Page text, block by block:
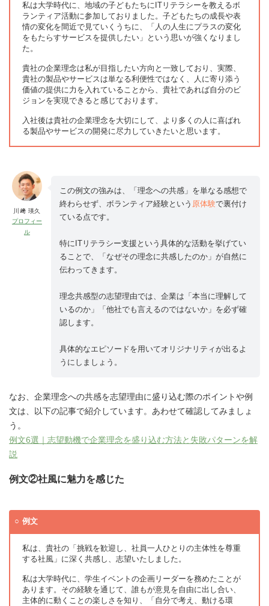
私は大学時代に、地域の子どもたちにITリテラシーを教えるボ
ランティア活動に参加しておりました。子どもたちの成長や表
情の変化を間近で見ていくうちに、「人の人生にプラスの変化
をもたらすサービスを提供したい」という思いが強くなりまし
た。
貴社の企業理念は私が目指したい方向と一致しており、実際、
貴社の製品やサービスは単なる利便性ではなく、人に寄り添う
価値の提供に力を入れていることから、貴社であれば自分のビ
ジョンを実現できると感じております。
入社後は貴社の企業理念を大切にして、より多くの人に喜ばれ
る製品やサービスの開発に尽力していきたいと思います。
川﨑 瑛久
プロフィー
ル
この例文の強みは、「理念への共感」を単なる感想で
終わらせず、ボランティア経験という 原体験で裏付け
ている点です。
特にITリテラシー支援という具体的な活動を挙げてい
ることで、「なぜその理念に共感したのか」が自然に
伝わってきます。
理念共感型の志望理由では、企業は「本当に理解して
いるのか」「他社でも言えるのではないか」を必ず確
認します。
具体的なエピソードを用いてオリジナリティが出るよ
うにしましょう。
なお、企業理念への共感を志望理由に盛り込む際のポイントや例
文は、以下の記事で紹介しています。あわせて確認してみましょ
う。
例文6選｜志望動機で企業理念を盛り込む方法と失敗パターンを解
説
例文②社風に魅力を感じた
例文
私は、貴社の「挑戦を歓迎し、社員一人ひとりの主体性を尊重
する社風」に深く共感し、志望いたしました。
私は大学時代に、学生イベントの企画リーダーを務めたことが
あります。その経験を通じて、誰もが意見を自由に出し合い、
主体的に動くことの楽しさを知り、「自分で考え、動ける環